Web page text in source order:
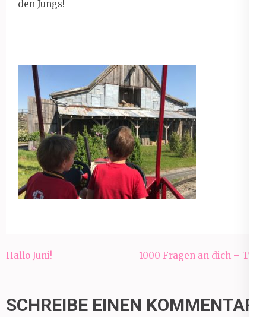
den Jungs!
Beitragsnavigation
Hallo Juni!
1000 Fragen an dich – Teil
SCHREIBE EINEN KOMMENTAR